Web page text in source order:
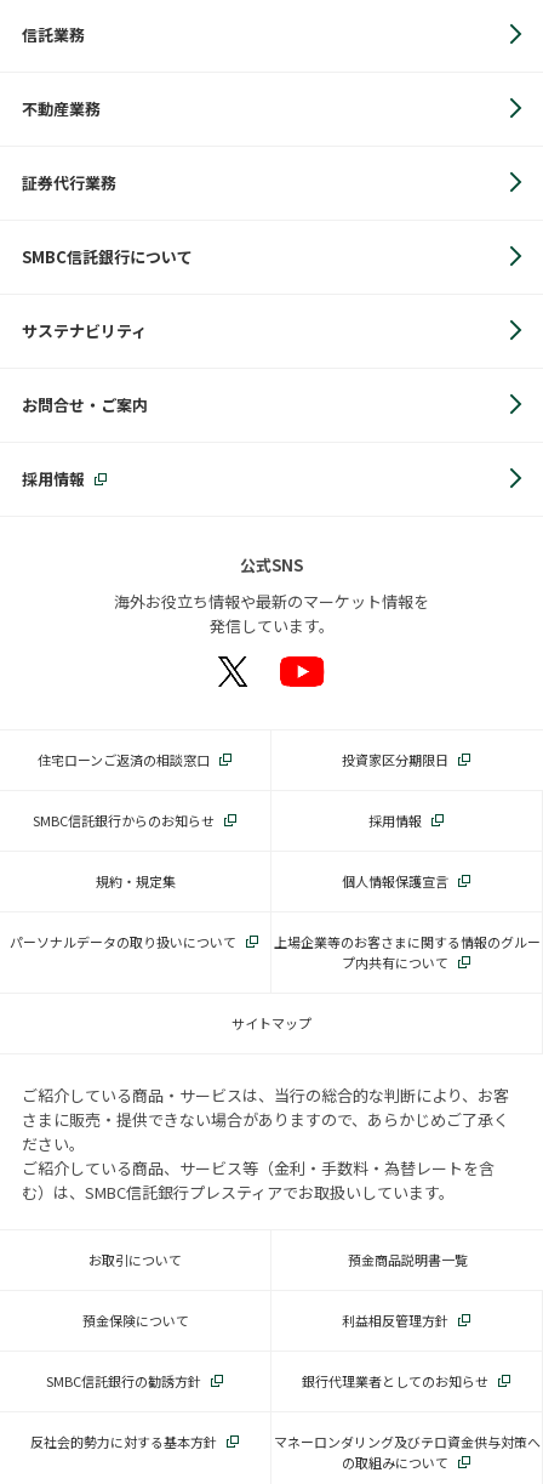
信託業務
不動産業務
証券代行業務
SMBC信託銀行について
サステナビリティ
お問合せ・ご案内
採用情報
公式SNS
海外お役立ち情報や最新のマーケット情報を
発信しています。
住宅ローンご返済の相談窓口 投資家区分期限日
SMBC信託銀行からのお知らせ 採用情報
規約・規定集 個人情報保護宣言
パーソナルデータの取り扱いについて
上場企業等のお客さまに関する情報のグルー
プ内共有について
サイトマップ
ご紹介している商品・サービスは、当行の総合的な判断により、お客
さまに販売・提供できない場合がありますので、あらかじめご了承く
ださい。
ご紹介している商品、サービス等（金利・手数料・為替レートを含
む）は、SMBC信託銀行プレスティアでお取扱いしています。
お取引について 預金商品説明書一覧
預金保険について 利益相反管理方針
SMBC信託銀行の勧誘方針 銀行代理業者としてのお知らせ
反社会的勢力に対する基本方針
マネーロンダリング及びテロ資金供与対策へ
の取組みについて